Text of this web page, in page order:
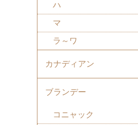
ハ
マ
ラ～ワ
カナディアン
ブランデー
コニャック